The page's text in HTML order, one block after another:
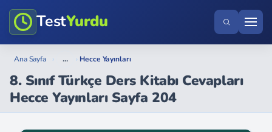
TestYurdu
Ana Sayfa › ... › Hecce Yayınları
8. Sınıf Türkçe Ders Kitabı Cevapları
Hecce Yayınları Sayfa 204